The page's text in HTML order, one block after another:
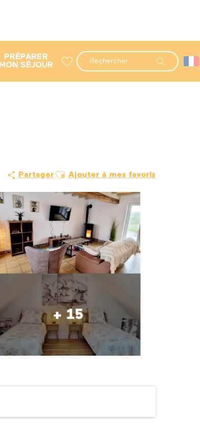
Recherche
PRÉPARER
MON SÉJOUR
Partager Ajouter aux favoris
Ajouter à mes favoris
+ 15